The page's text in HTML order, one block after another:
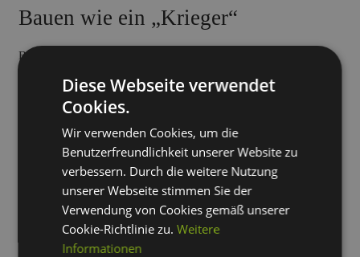
Bauen wie ein „Krieger“
Bereits seit über 30 Jahren schafft Krieger + Schramm als
mit allen Sinnen genießen möchten. An seinen Standorten im
Rhein-Main-Gebiet, München, Berlin und Kassel hat sich das
ursprünglich reine Bauunternehmen zu einem modernen
Wohnungsbau-Spezialisten entwickelt.
Wir durften das Team von Krieger + Schramm langjährig
bei seinem Online Marketing unterstützen, von erfolgreichem
Webdesignbis hin zu smarten Marketing-Ansätzen wie
Google Ads.
Diese Webseite verwendet
Cookies.
Wir verwenden Cookies, um die
Benutzerfreundlichkeit unserer Website zu
verbessern. Durch die weitere Nutzung
unserer Webseite stimmen Sie der
Verwendung von Cookies gemäß unserer
Cookie-Richtlinie zu.Weitere
Informationen